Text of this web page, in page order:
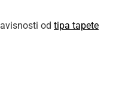
od tipa tapete